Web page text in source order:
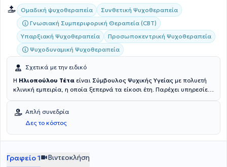
Ομαδική ψυχοθεραπεία
Συνθετική Ψυχοθεραπεία
Γνωσιακή Συμπεριφορική Θεραπεία (CBT)
Υπαρξιακή Ψυχοθεραπεία
Προσωποκεντρική Ψυχοθεραπεία
Ψυχοδυναμική Ψυχοθεραπεία
Σχετικά με την ειδικό
Η Ηλιοπούλου Τέτα είναι Σύμβουλος Ψυχικής Υγείας με πολυετή
κλινική εμπειρία, η οποία ξεπερνά τα είκοσι έτη. Παρέχει υπηρεσίες
δια ζώσης και διαδικτυακά. Οι σπουδές της περιλαμβάνουν την
επιτυχή ολοκλήρωση προγραμμάτων στην Kοινωνική Εργασία από
το Chette College και στη Συνθετική Συμβουλευτική Ψυχοθεραπεία
από το Athens Synthesis Centre, ενώ βρίσκεται σε διαδικασία
από το Πανεπιστήμιο του Essex. Από το 2005 ασχολείται με την
συμβουλευτική ζεύγους, την προσωπική θεραπεία και συντονίζει
Απλή συνεδρία
Δες το κόστος
Γραφείο 1 Βιντεοκλήση